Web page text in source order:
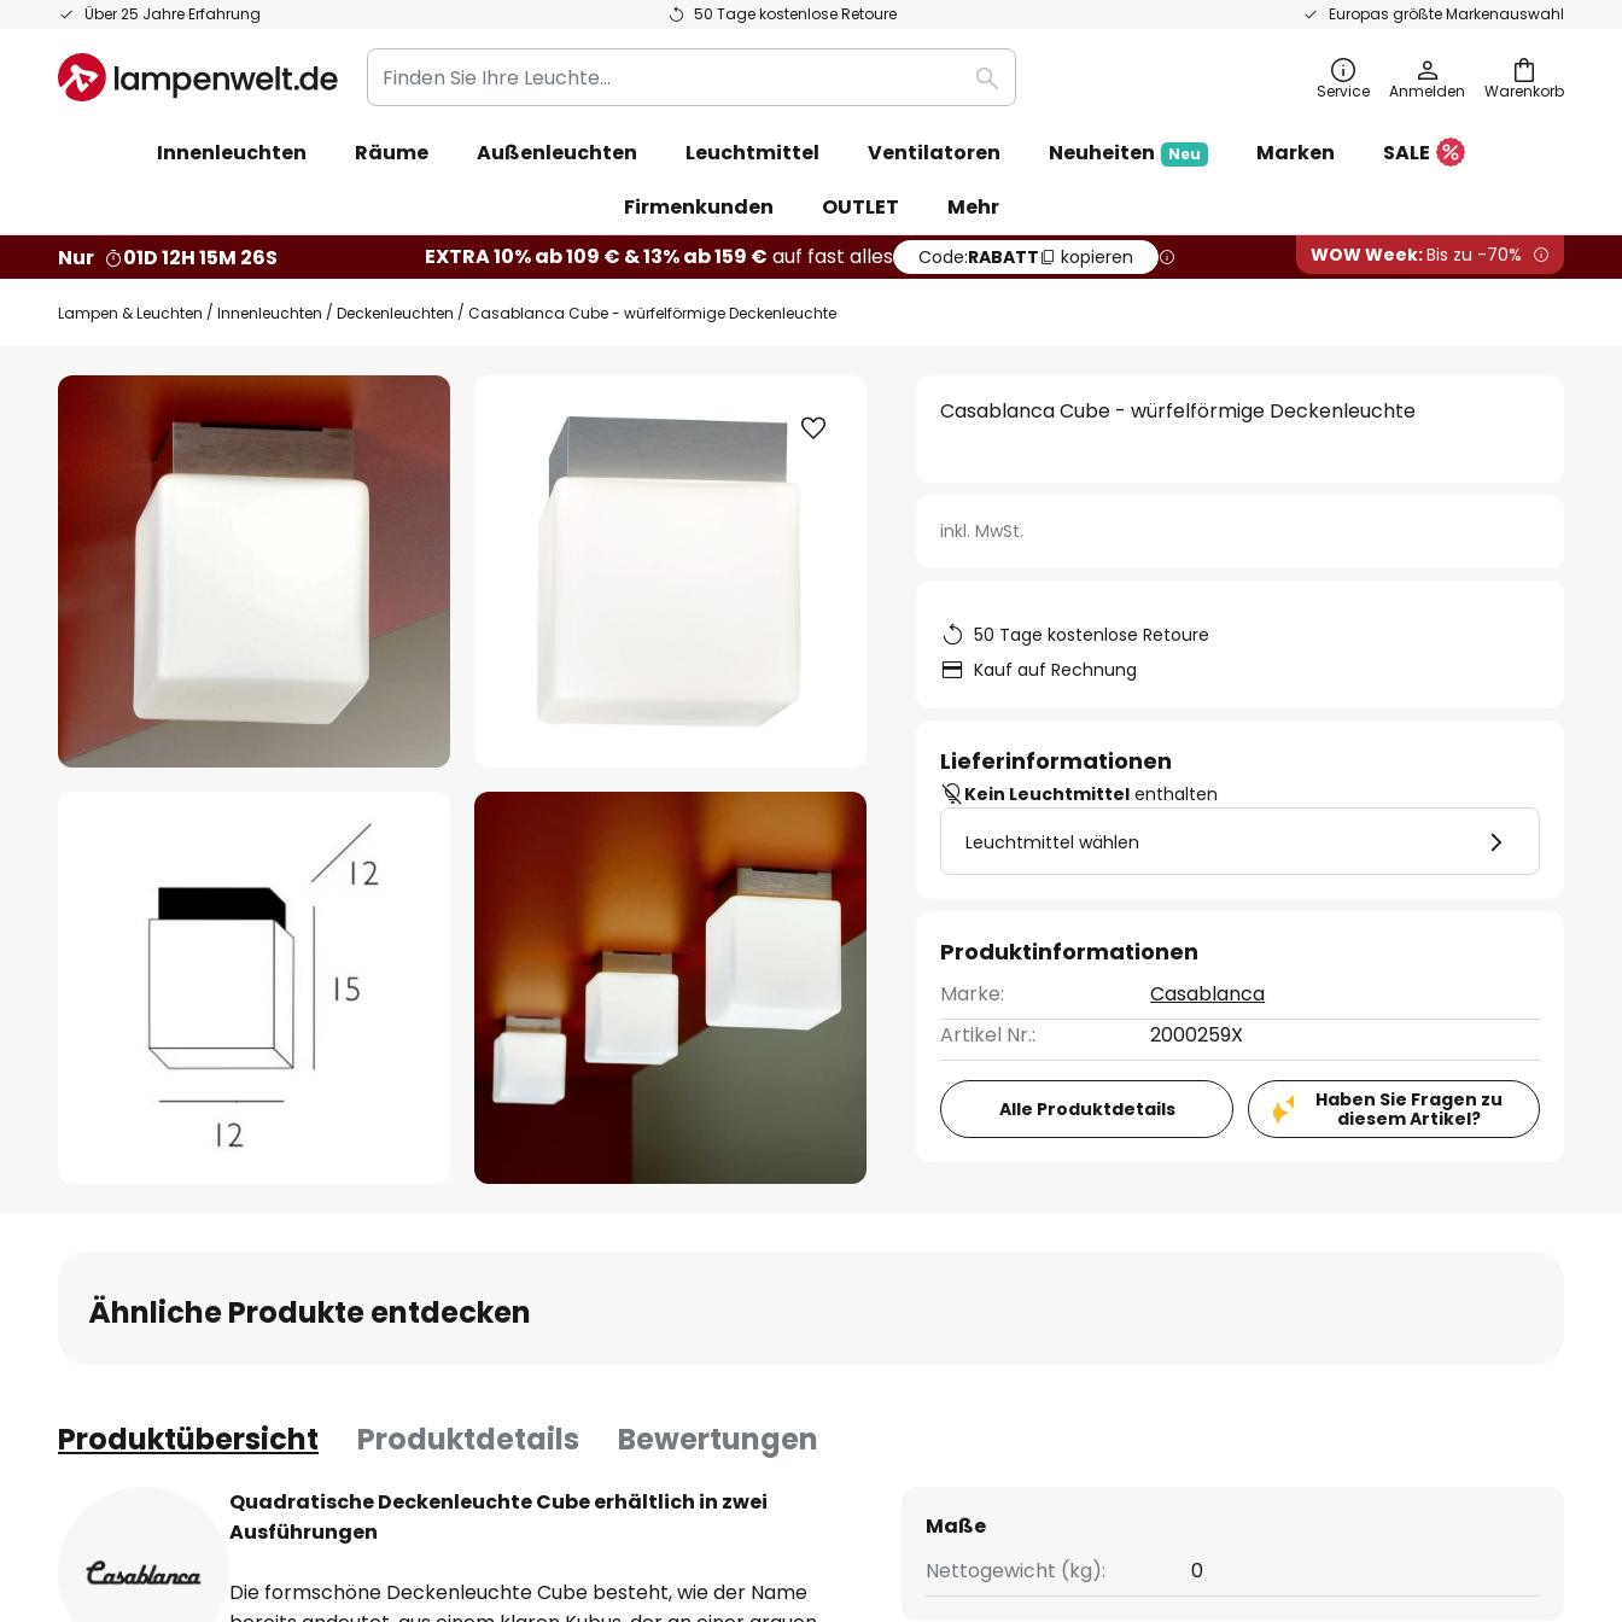
Über 25 Jahre Erfahrung 50 Tage kostenlose Retoure Europas größte Markenauswahl
Zum
springen
Warenkorb
Finden
Sie
Leuchte...
Suche Service Anmelden
Innenleuchten Räume Außenleuchten Leuchtmittel Ventilatoren Neuheiten Neu Marken
SALE
Firmenkunden
OUTLET
Mehr
Nur
01D 12H 15M 25S EXTRA 10% ab 109 € & 13% ab 159 € auf fast alles Code:RABATT kopieren WOW Week:Bis zu -70%
Lampen & Leuchten Innenleuchten Deckenleuchten Casablanca Cube - würfelförmige Deckenleuchte
Zum
springen
Bildgalerie
springen
Casablanca Cube - würfelförmige Deckenleuchte
inkl. MwSt.
50 Tage kostenlose Retoure
Kauf auf Rechnung
Lieferinformationen
Kein Leuchtmittel enthalten
Leuchtmittel wählen
Produktinformationen
Marke:
Casablanca
Artikel Nr.:
2000259X
Alle Produktdetails
Haben Sie Fragen zu
diesem Artikel?
Ähnliche Produkte entdecken
Produktübersicht Produktdetails Bewertungen
Quadratische Deckenleuchte Cube erhältlich in zwei
Ausführungen
Die formschöne Deckenleuchte Cube besteht, wie der Name
Maße
Nettogewicht (kg):
0